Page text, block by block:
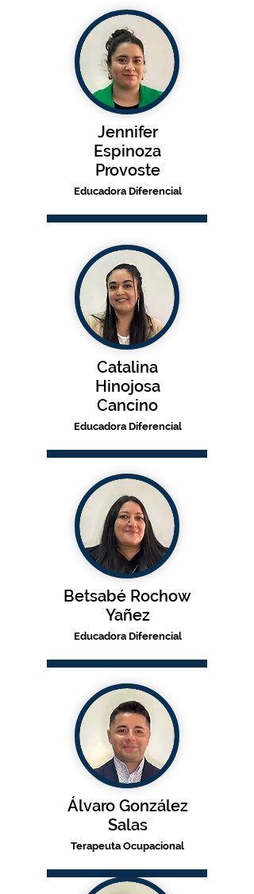
Jennifer
Espinoza
Provoste
Educadora Diferencial
Catalina
Hinojosa
Cancino
Educadora Diferencial
Betsabé Rochow
Yañez
Educadora Diferencial
Álvaro González
Salas
Terapeuta Ocupacional